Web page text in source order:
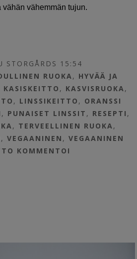
vähemmän tujun.
STORGÅRDS 15:54
RUOKA, HYVÄÄ JA
KASISKEITTO , KASVISRUOKA,
, LINSSIKEITTO , ORANSSI
, PUNAISET LINSSIT , RESEPTI ,
, TERVEELLINEN RUOKA,
, VEGAANINEN , VEGAANINEN
KOMMENTOI